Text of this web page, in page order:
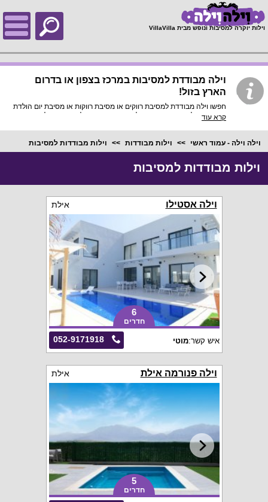
וילות יוקרה למסיבות ונופש מבית VillaVilla
וילה מבודדת למסיבות במרכז בצפון או בדרום
הארץ בזול!
חפשו וילה מבודדת למסיבת רווקים או מסיבת רווקות או מסיבת יום הולדת
פרטית, אצלנו באתר רשימת וילות נופש מבודדות למסיבות מכל סוג:
קרא עוד
וילה וילה - עמוד ראשי וילות מבודדות וילות מבודדות למסיבות
וילות מבודדות למסיבות
וילה אסטילו אילת
6
חדרים
052-9171918 איש קשר:מוטי
וילה פנורמה אילת אילת
5
חדרים